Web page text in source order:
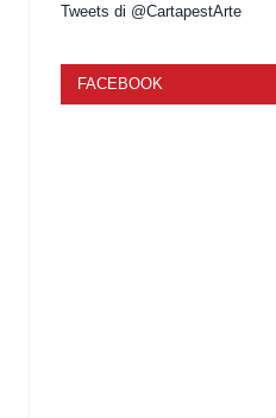
Tweets di @CartapestArte
FACEBOOK